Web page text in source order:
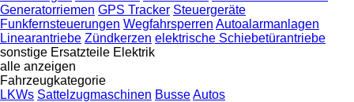
Generatorriemen GPS Tracker Steuergeräte
Funkfernsteuerungen Wegfahrsperren Autoalarmanlagen
Linearantriebe Zündkerzen elektrische Schiebetürantriebe
sonstige Ersatzteile Elektrik
alle anzeigen
Fahrzeugkategorie
LKWs Sattelzugmaschinen BusseAutos